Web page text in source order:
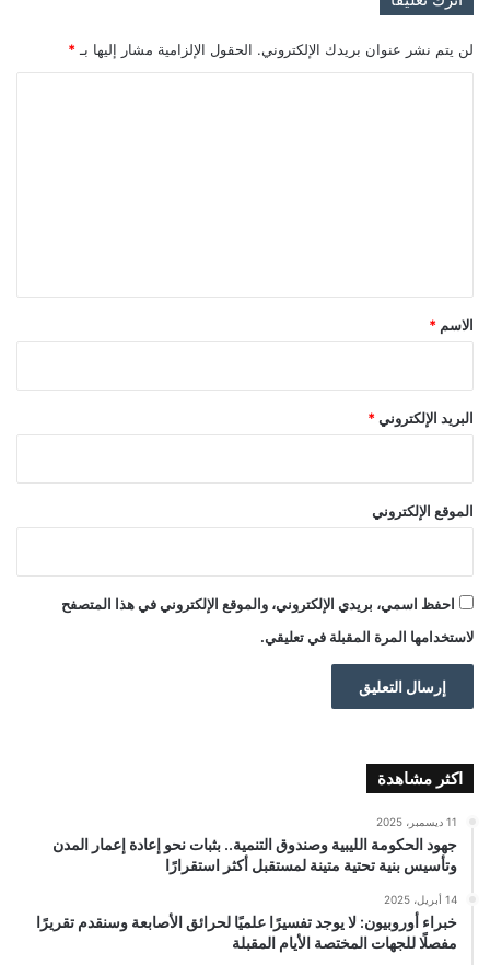
لن يتم نشر عنوان بريدك الإلكتروني. الحقول الإلزامية مشار إليها بـ *
*
الاسم *
البريد الإلكتروني *
الموقع الإلكتروني
احفظ اسمي، بريدي الإلكتروني، والموقع الإلكتروني في هذا المتصفح
لاستخدامها المرة المقبلة في تعليقي.
اكثر مشاهدة
11 ديسمبر، 2025
جهود الحكومة الليبية وصندوق التنمية.. بثبات نحو إعادة إعمار المدن
وتأسيس بنية تحتية متينة لمستقبل أكثر استقرارًا
14 أبريل، 2025
خبراء أوروبيون: لا يوجد تفسيرًا علميًا لحرائق الأصابعة وسنقدم تقريرًا
مفصلًا للجهات المختصة الأيام المقبلة